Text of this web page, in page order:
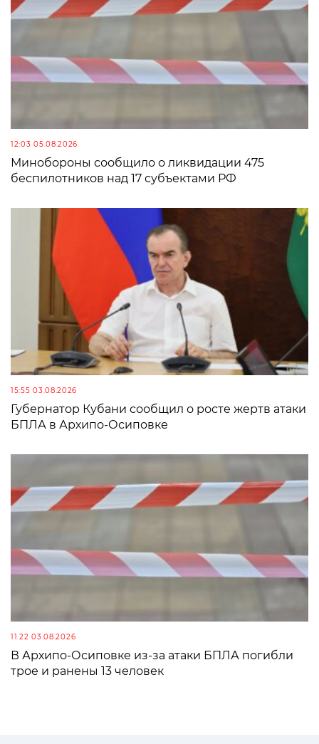
12:03 05.08.2026
Минобороны сообщило о ликвидации 475
беспилотников над 17 субъектами РФ
15:55 03.08.2026
Губернатор Кубани сообщил о росте жертв атаки
БПЛА в Архипо-Осиповке
11:22 03.08.2026
В Архипо-Осиповке из-за атаки БПЛА погибли
трое и ранены 13 человек